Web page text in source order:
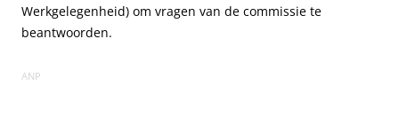
Werkgelegenheid) om vragen van de commissie te
beantwoorden.
ANP